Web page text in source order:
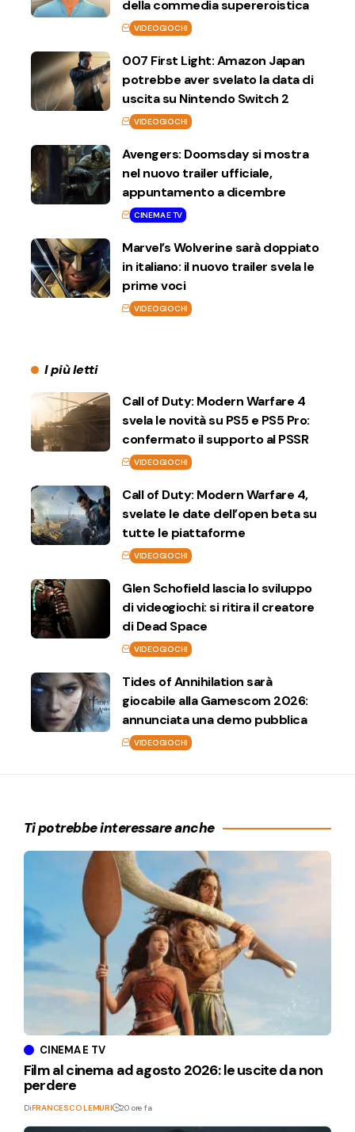
della commedia supereroistica
VIDEOGIOCHI
007 First Light: Amazon Japan
potrebbe aver svelato la data di
uscita su Nintendo Switch 2
VIDEOGIOCHI
Avengers: Doomsday si mostra
nel nuovo trailer ufficiale,
appuntamento a dicembre
CINEMA E TV
Marvel’s Wolverine sarà doppiato
in italiano: il nuovo trailer svela le
prime voci
VIDEOGIOCHI
I più letti
Call of Duty: Modern Warfare 4
svela le novità su PS5 e PS5 Pro:
confermato il supporto al PSSR
VIDEOGIOCHI
Call of Duty: Modern Warfare 4,
svelate le date dell’open beta su
tutte le piattaforme
VIDEOGIOCHI
Glen Schofield lascia lo sviluppo
di videogiochi: si ritira il creatore
di Dead Space
VIDEOGIOCHI
Tides of Annihilation sarà
giocabile alla Gamescom 2026:
annunciata una demo pubblica
VIDEOGIOCHI
Ti potrebbe interessare anche
CINEMA E TV
Film al cinema ad agosto 2026: le uscite da non
perdere
DiFRANCESCO LEMURI 20 ore fa